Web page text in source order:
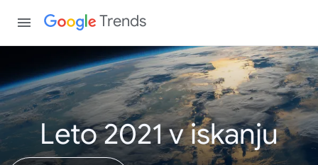
Trends
Leto 2021 v iskanju